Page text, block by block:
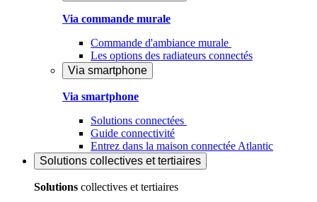
Via commande murale
Commande d'ambiance murale
Les options des radiateurs connectés
Via smartphone
Via smartphone
Solutions connectées
Guide connectivité
Entrez dans la maison connectée Atlantic
Solutions collectives et tertiaires
Solutions collectives et tertiaires